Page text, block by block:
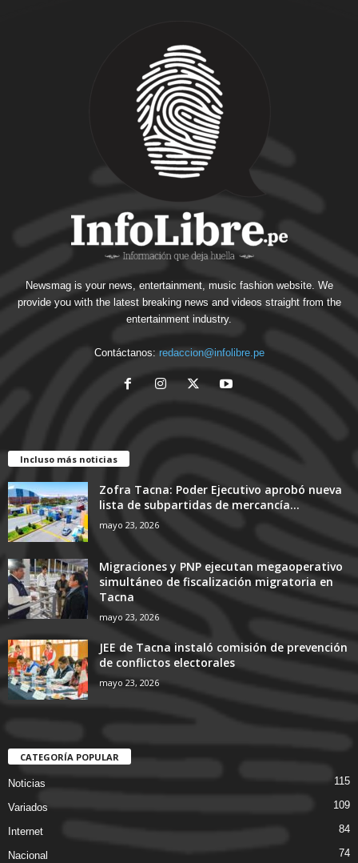
Newsmag is your news, entertainment, music fashion website. We
provide you with the latest breaking news and videos straight from the
entertainment industry.
Contáctanos: redaccion@infolibre.pe
Incluso más noticias
Zofra Tacna: Poder Ejecutivo aprobó nueva
lista de subpartidas de mercancía...
mayo 23, 2026
Migraciones y PNP ejecutan megaoperativo
simultáneo de fiscalización migratoria en
Tacna
mayo 23, 2026
JEE de Tacna instaló comisión de prevención
de conflictos electorales
mayo 23, 2026
CATEGORÍA POPULAR
Noticias 115
Variados 109
Internet 84
Nacional 74